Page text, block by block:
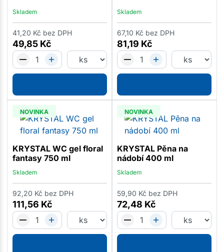
Skladem
49,85 Kč
41,20 Kč bez DPH
Skladem
81,19 Kč
67,10 Kč bez DPH
NOVINKA
KRYSTAL WC gel floral
fantasy 750 ml
Skladem
111,56 Kč
92,20 Kč bez DPH
NOVINKA
KRYSTAL Pěna na
nádobí 400 ml
Skladem
72,48 Kč
59,90 Kč bez DPH